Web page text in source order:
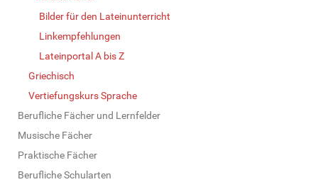
Bilder für den Lateinunterricht
Linkempfehlungen
Lateinportal A bis Z
Griechisch
Vertiefungskurs Sprache
Berufliche Fächer und Lernfelder
Musische Fächer
Praktische Fächer
Berufliche Schularten